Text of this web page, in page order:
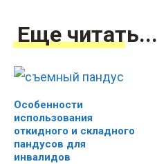
Еще читать...
Особенности
использования
откидного и складного
пандусов для
инвалидов